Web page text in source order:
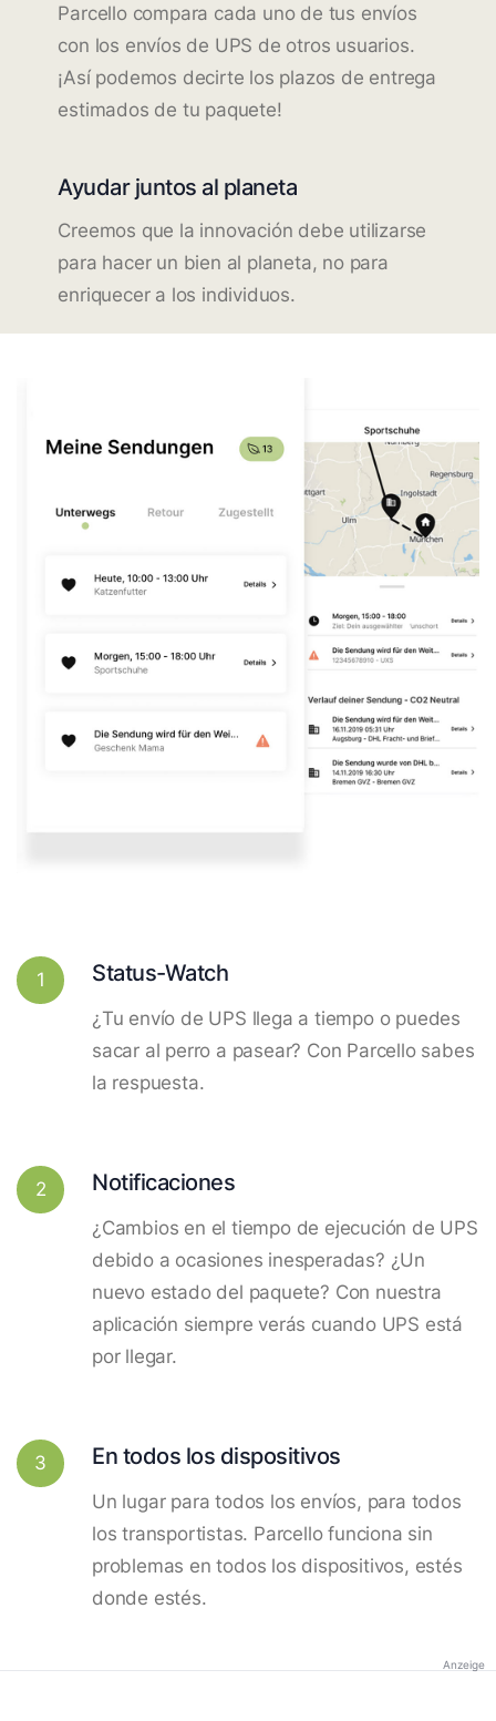
Parcello compara cada uno de tus envíos
con los envíos de UPS de otros usuarios.
¡Así podemos decirte los plazos de entrega
estimados de tu paquete!
Ayudar juntos al planeta
Creemos que la innovación debe utilizarse
para hacer un bien al planeta, no para
enriquecer a los individuos.
1 Status-Watch
¿Tu envío de UPS llega a tiempo o puedes
sacar al perro a pasear? Con Parcello sabes
la respuesta.
2 Notificaciones
¿Cambios en el tiempo de ejecución de UPS
debido a ocasiones inesperadas? ¿Un
nuevo estado del paquete? Con nuestra
aplicación siempre verás cuando UPS está
por llegar.
3 En todos los dispositivos
Un lugar para todos los envíos, para todos
los transportistas. Parcello funciona sin
problemas en todos los dispositivos, estés
donde estés.
Anzeige